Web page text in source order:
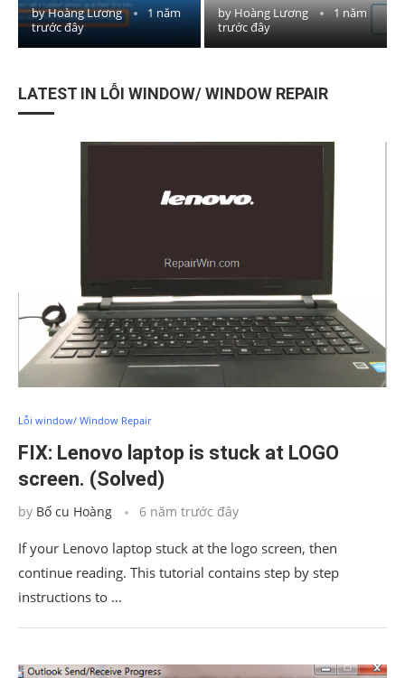
byHoàng Lương
1 năm
trước đây
byHoàng Lương
1 năm
trước đây
LATEST IN LỖI WINDOW/ WINDOW REPAIR
Lỗi window/ Window Repair
FIX: Lenovo laptop is stuck at LOGO
screen. (Solved)
by Bố cu Hoàng 6 năm trước đây
If your Lenovo laptop stuck at the logo screen, then
continue reading. This tutorial contains step by step
instructions to …